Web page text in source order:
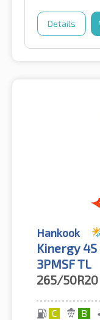
Details
Hankook
Kinergy 4S
3PMSF TL
265/50R20
C B